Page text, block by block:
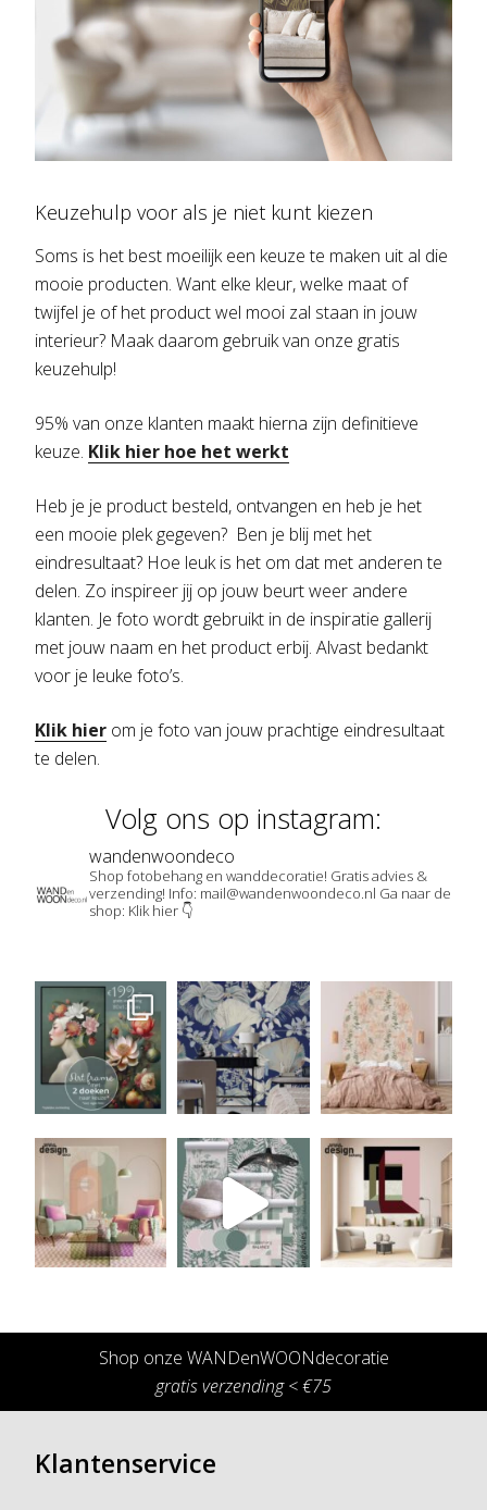
Keuzehulp voor als je niet kunt kiezen
Soms is het best moeilijk een keuze te maken uit al die
mooie producten. Want elke kleur, welke maat of
twijfel je of het product wel mooi zal staan in jouw
interieur? Maak daarom gebruik van onze gratis
keuzehulp!
95% van onze klanten maakt hierna zijn definitieve
keuze. Klik hier hoe het werkt
Heb je je product besteld, ontvangen en heb je het
een mooie plek gegeven? Ben je blij met het
eindresultaat? Hoe leuk is het om dat met anderen te
delen. Zo inspireer jij op jouw beurt weer andere
klanten. Je foto wordt gebruikt in de inspiratie gallerij
met jouw naam en het product erbij. Alvast bedankt
voor je leuke foto’s.
Klik hier om je foto van jouw prachtige eindresultaat
te delen.
Volg ons op instagram:
wandenwoondeco
Shop fotobehang en wanddecoratie! Gratis advies &
verzending! Info: mail@wandenwoondeco.nl Ga naar de
shop: Klik hier 👇
Meer laden....
Shop onze WANDenWOONdecoratie
gratis verzending < €75
Klantenservice